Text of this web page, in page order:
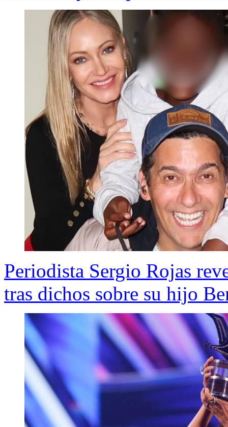
Periodista Sergio Rojas
tras dichos sobre su hijo